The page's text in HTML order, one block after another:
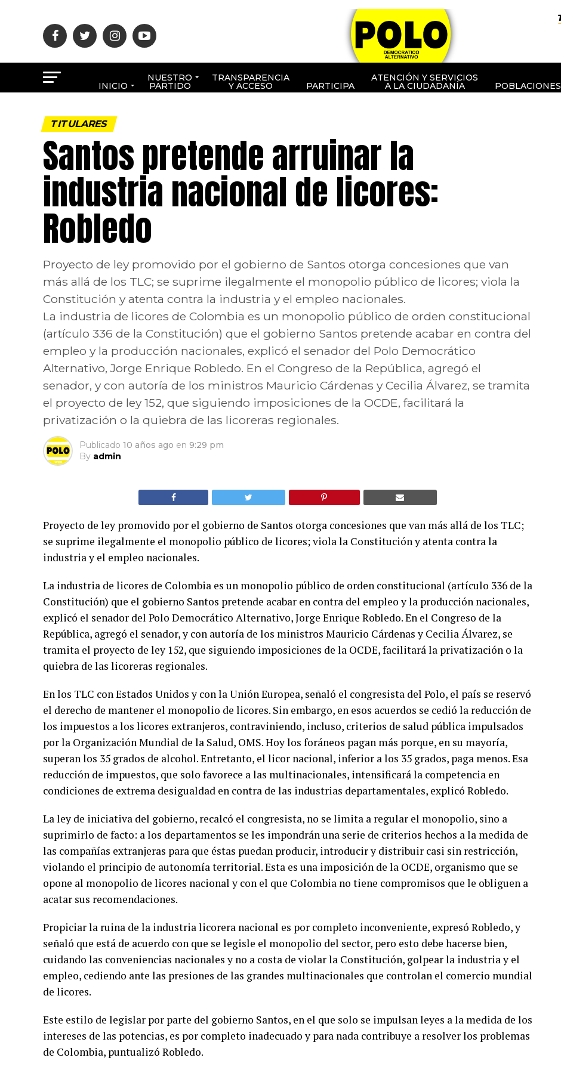
INICIO
NUESTRO
PARTIDO
TRANSPARENCIA
Y ACCESO PARTICIPA
ATENCIÓN Y SERVICIOS
A LA CIUDADANÍA POBLACIONES
TITULARES
Santos pretende arruinar la
industria nacional de licores:
Robledo
Proyecto de ley promovido por el gobierno de Santos otorga concesiones que van
más allá de los TLC; se suprime ilegalmente el monopolio público de licores; viola la
Constitución y atenta contra la industria y el empleo nacionales.
La industria de licores de Colombia es un monopolio público de orden constitucional
(artículo 336 de la Constitución) que el gobierno Santos pretende acabar en contra del
empleo y la producción nacionales, explicó el senador del Polo Democrático
Alternativo, Jorge Enrique Robledo. En el Congreso de la República, agregó el
senador, y con autoría de los ministros Mauricio Cárdenas y Cecilia Álvarez, se tramita
el proyecto de ley 152, que siguiendo imposiciones de la OCDE, facilitará la
privatización o la quiebra de las licoreras regionales.
Publicado 10 años ago en 9:29 pm
By admin
Proyecto de ley promovido por el gobierno de Santos otorga concesiones que van más allá de los TLC;
se suprime ilegalmente el monopolio público de licores; viola la Constitución y atenta contra la
industria y el empleo nacionales.
La industria de licores de Colombia es un monopolio público de orden constitucional (artículo 336 de la
Constitución) que el gobierno Santos pretende acabar en contra del empleo y la producción nacionales,
explicó el senador del Polo Democrático Alternativo, Jorge Enrique Robledo. En el Congreso de la
República, agregó el senador, y con autoría de los ministros Mauricio Cárdenas y Cecilia Álvarez, se
tramita el proyecto de ley 152, que siguiendo imposiciones de la OCDE, facilitará la privatización o la
quiebra de las licoreras regionales.
En los TLC con Estados Unidos y con la Unión Europea, señaló el congresista del Polo, el país se reservó
el derecho de mantener el monopolio de licores. Sin embargo, en esos acuerdos se cedió la reducción de
los impuestos a los licores extranjeros, contraviniendo, incluso, criterios de salud pública impulsados
por la Organización Mundial de la Salud, OMS. Hoy los foráneos pagan más porque, en su mayoría,
superan los 35 grados de alcohol. Entretanto, el licor nacional, inferior a los 35 grados, paga menos. Esa
reducción de impuestos, que solo favorece a las multinacionales, intensificará la competencia en
condiciones de extrema desigualdad en contra de las industrias departamentales, explicó Robledo.
La ley de iniciativa del gobierno, recalcó el congresista, no se limita a regular el monopolio, sino a
suprimirlo de facto: a los departamentos se les impondrán una serie de criterios hechos a la medida de
las compañías extranjeras para que éstas puedan producir, introducir y distribuir casi sin restricción,
violando el principio de autonomía territorial. Esta es una imposición de la OCDE, organismo que se
opone al monopolio de licores nacional y con el que Colombia no tiene compromisos que le obliguen a
acatar sus recomendaciones.
Propiciar la ruina de la industria licorera nacional es por completo inconveniente, expresó Robledo, y
señaló que está de acuerdo con que se legisle el monopolio del sector, pero esto debe hacerse bien,
cuidando las conveniencias nacionales y no a costa de violar la Constitución, golpear la industria y el
empleo, cediendo ante las presiones de las grandes multinacionales que controlan el comercio mundial
de licores.
Este estilo de legislar por parte del gobierno Santos, en el que solo se impulsan leyes a la medida de los
intereses de las potencias, es por completo inadecuado y para nada contribuye a resolver los problemas
de Colombia, puntualizó Robledo.